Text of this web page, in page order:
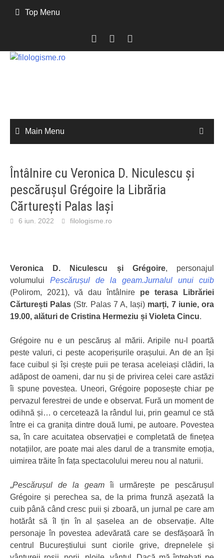
Top Menu
Main Menu
Întâlnire cu Veronica D. Niculescu și
pescărușul Grégoire la Librăria
Cărturești Palas Iași
6 iun. 2022 filologisme.ro
Veronica D. Niculescu și Grégoire, personajul
volumului Pescărușul de la geam.Jurnalul unui cuib
(Polirom, 2021), vă dau întâlnire pe terasa Librăriei
Cărturești Palas (Str. Palas 7 A, Iași) marți, 7 iunie, ora
19.00, alături de Cristina Hermeziu și Violeta Cincu.
Grégoire nu e un pescăruș al mării. Aripile nu-l poartă
peste valuri, ci peste acoperișurile orașului. An de an își
face cuibul și își crește puii pe terasa aceleiași clădiri, la
adăpost de oameni, dar nu și de privirea celei care astăzi
îi spune povestea. Uneori, Grégoire poposește chiar pe
pervazul ferestrei de unde e observat. Fură un moment de
odihnă și… o cercetează la rândul lui, prin geamul ce stă
între ei ca granița dintre două lumi, pe autoare. Povestea
sa, în care acuitatea observației e completată de finețea
notațiilor, are poate mai ales darul de a transmite emoția,
uimirea trăite în fața spectacolului mereu nou al naturii.
„Pescărușul de la geam îi urmărește pe pescărușul
Grégoire și perechea sa, de la prima frunză așezată la
cuib până când cresc puii și zboară, un jurnal pe care am
hotărât să îl țin în al șaselea an de observație. Alte
personaje în povestea adevărată care se desfășoară în
centrul Bucureștiului sunt ciorile grive, drepnelele și